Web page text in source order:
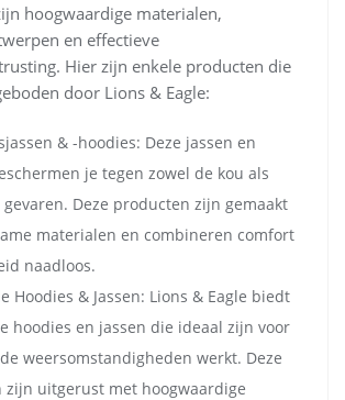
hoogwaardige materialen,
en effectieve
Hier zijn enkele producten die
door Lions & Eagle:
& -hoodies: Deze jassen en
je tegen zowel de kou als
Deze producten zijn gemaakt
materialen en combineren comfort
naadloos.
Hoodies & Jassen: Lions & Eagle biedt
hoodies en jassen die ideaal zijn voor
weersomstandigheden werkt. Deze
zijn uitgerust met hoogwaardige